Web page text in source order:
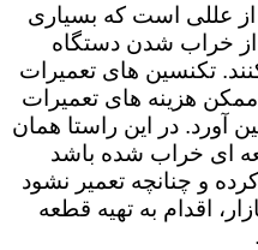
از عللی است که بسیاری
از خراب شدن دستگاه
تکنسین های تعمیرات
هزینه های تعمیرات
آورد. در این راستا همان
ای خراب شده باشد
و چنانچه تعمیر نشود
اقدام به تهیه قطعه